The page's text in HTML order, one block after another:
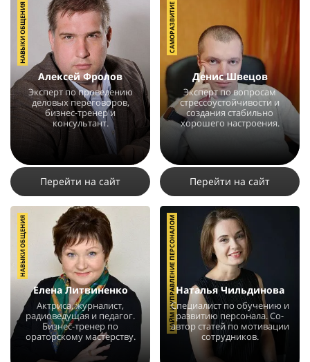
Алексей Фролов
Эксперт по проведению
деловых переговоров,
бизнес-тренер и
консультант.
НАВЫКИ ОБЩЕНИЯ
Перейти на сайт
Денис Швецов
Эксперт по вопросам
стрессоустойчивости и
создания стабильно
хорошего настроения.
САМОРАЗВИТИЕ
Перейти на сайт
Елена Литвиненко
Актриса, журналист,
радиоведущая и педагог.
Бизнес-тренер по
ораторскому мастерству.
НАВЫКИ ОБЩЕНИЯ
Наталья Чильдинова
Специалист по обучению и
развитию персонала. Со-
автор статей по мотивации
сотрудников.
НАЙМ И УПРАВЛЕНИЕ ПЕРСОНАЛОМ